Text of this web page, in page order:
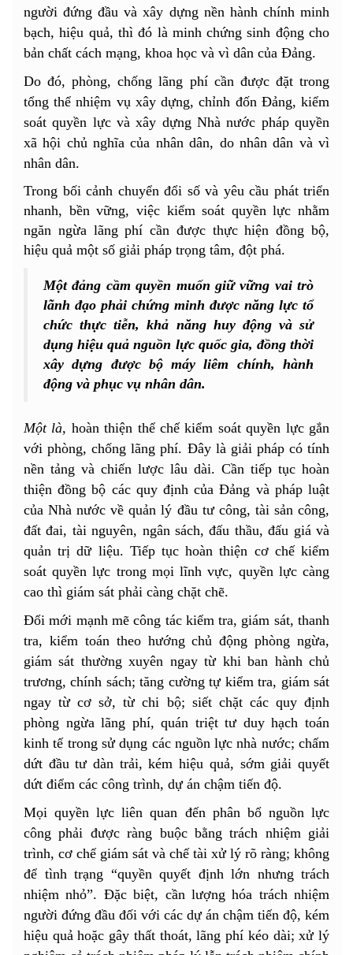
người đứng đầu và xây dựng nền hành chính minh
bạch, hiệu quả, thì đó là minh chứng sinh động cho
bản chất cách mạng, khoa học và vì dân của Đảng.
Do đó, phòng, chống lãng phí cần được đặt trong
tổng thể nhiệm vụ xây dựng, chỉnh đốn Đảng, kiểm
soát quyền lực và xây dựng Nhà nước pháp quyền
xã hội chủ nghĩa của nhân dân, do nhân dân và vì
nhân dân.
Trong bối cảnh chuyển đổi số và yêu cầu phát triển
nhanh, bền vững, việc kiểm soát quyền lực nhằm
ngăn ngừa lãng phí cần được thực hiện đồng bộ,
hiệu quả một số giải pháp trọng tâm, đột phá.
Một đảng cầm quyền muốn giữ vững vai trò
lãnh đạo phải chứng minh được năng lực tổ
chức thực tiễn, khả năng huy động và sử
dụng hiệu quả nguồn lực quốc gia, đồng thời
xây dựng được bộ máy liêm chính, hành
động và phục vụ nhân dân.
Một là, hoàn thiện thể chế kiểm soát quyền lực gắn
với phòng, chống lãng phí. Đây là giải pháp có tính
nền tảng và chiến lược lâu dài. Cần tiếp tục hoàn
thiện đồng bộ các quy định của Đảng và pháp luật
của Nhà nước về quản lý đầu tư công, tài sản công,
đất đai, tài nguyên, ngân sách, đấu thầu, đấu giá và
quản trị dữ liệu. Tiếp tục hoàn thiện cơ chế kiểm
soát quyền lực trong mọi lĩnh vực, quyền lực càng
cao thì giám sát phải càng chặt chẽ.
Đổi mới mạnh mẽ công tác kiểm tra, giám sát, thanh
tra, kiểm toán theo hướng chủ động phòng ngừa,
giám sát thường xuyên ngay từ khi ban hành chủ
trương, chính sách; tăng cường tự kiểm tra, giám sát
ngay từ cơ sở, từ chi bộ; siết chặt các quy định
phòng ngừa lãng phí, quán triệt tư duy hạch toán
kinh tế trong sử dụng các nguồn lực nhà nước; chấm
dứt đầu tư dàn trải, kém hiệu quả, sớm giải quyết
dứt điểm các công trình, dự án chậm tiến độ.
Mọi quyền lực liên quan đến phân bổ nguồn lực
công phải được ràng buộc bằng trách nhiệm giải
trình, cơ chế giám sát và chế tài xử lý rõ ràng; không
để tình trạng “quyền quyết định lớn nhưng trách
nhiệm nhỏ”. Đặc biệt, cần lượng hóa trách nhiệm
người đứng đầu đối với các dự án chậm tiến độ, kém
hiệu quả hoặc gây thất thoát, lãng phí kéo dài; xử lý